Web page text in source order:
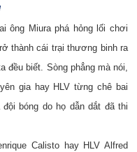
ông Miura phá hỏng lối chơi
thành cái trại thương binh ra
đều biết. Sòng phẳng mà nói,
gia hay HLV từng chê bai
bóng do họ dẫn dắt đã thi
Calisto hay HLV Alfred